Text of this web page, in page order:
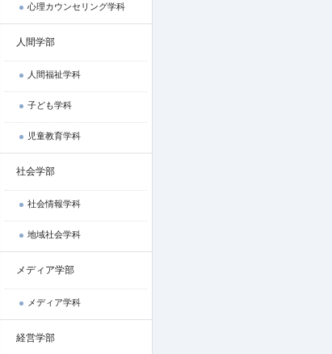
心理カウンセリング学科
人間学部
人間福祉学科
子ども学科
児童教育学科
社会学部
社会情報学科
地域社会学科
メディア学部
メディア学科
経営学部